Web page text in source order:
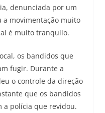
denunciada por um
movimentação muito
é muito tranquilo.
os bandidos que
fugir. Durante a
o controle da direção
que os bandidos
a polícia que revidou.